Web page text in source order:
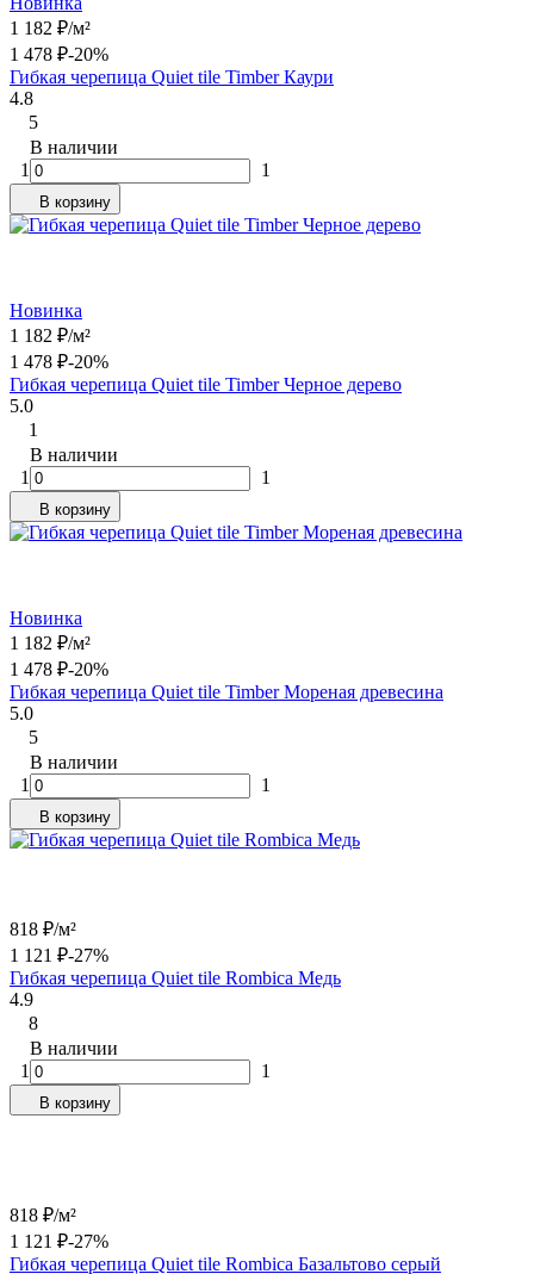
1 182 ₽/м²
1 478 ₽-20%
Гибкая черепица Quiet tile Timber Каури
4.8
5
В наличии
1
1
В корзину
Новинка
1 182 ₽/м²
1 478 ₽-20%
Гибкая черепица Quiet tile Timber Черное дерево
5.0
1
В наличии
1
1
В корзину
Новинка
1 182 ₽/м²
1 478 ₽-20%
Гибкая черепица Quiet tile Timber Мореная древесина
5.0
5
В наличии
1
1
В корзину
818 ₽/м²
1 121 ₽-27%
Гибкая черепица Quiet tile Rombica Медь
4.9
8
В наличии
1
1
В корзину
818 ₽/м²
1 121 ₽-27%
Гибкая черепица Quiet tile Rombica Базальтово серый